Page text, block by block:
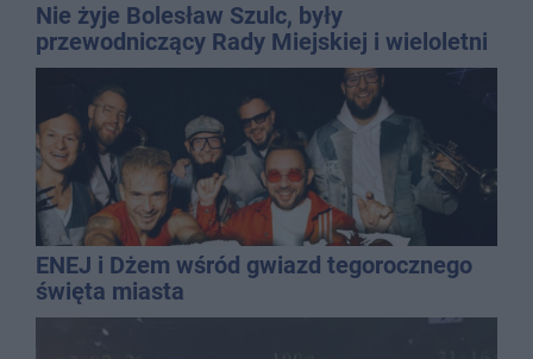
Nie żyje Bolesław Szulc, były
przewodniczący Rady Miejskiej i wieloletni
dyrektor SP 14
ENEJ i Dżem wśród gwiazd tegorocznego
święta miasta